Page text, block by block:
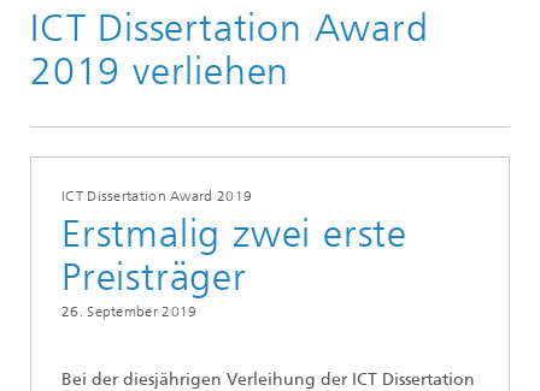
News
2019
ICT Dissertation Award
2019 verliehen
ICT Dissertation Award 2019
Erstmalig zwei erste
Preisträger
26. September 2019
Bei der diesjährigen Verleihung der ICT Dissertation